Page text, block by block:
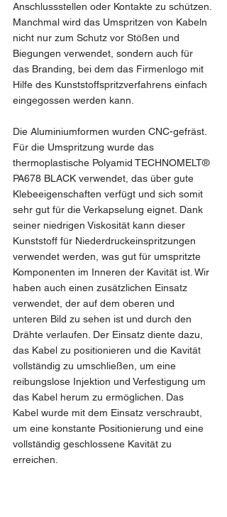
Anschlussstellen oder Kontakte zu schützen.
Manchmal wird das Umspritzen von Kabeln
nicht nur zum Schutz vor Stößen und
Biegungen verwendet, sondern auch für
das Branding, bei dem das Firmenlogo mit
Hilfe des Kunststoffspritzverfahrens einfach
eingegossen werden kann.
Die Aluminiumformen wurden CNC-gefräst.
Für die Umspritzung wurde das
thermoplastische Polyamid TECHNOMELT®
PA678 BLACK verwendet, das über gute
Klebeeigenschaften verfügt und sich somit
sehr gut für die Verkapselung eignet. Dank
seiner niedrigen Viskosität kann dieser
Kunststoff für Niederdruckeinspritzungen
verwendet werden, was gut für umspritzte
Komponenten im Inneren der Kavität ist. Wir
haben auch einen zusätzlichen Einsatz
verwendet, der auf dem oberen und
unteren Bild zu sehen ist und durch den
Drähte verlaufen. Der Einsatz diente dazu,
das Kabel zu positionieren und die Kavität
vollständig zu umschließen, um eine
reibungslose Injektion und Verfestigung um
das Kabel herum zu ermöglichen. Das
Kabel wurde mit dem Einsatz verschraubt,
um eine konstante Positionierung und eine
vollständig geschlossene Kavität zu
erreichen.